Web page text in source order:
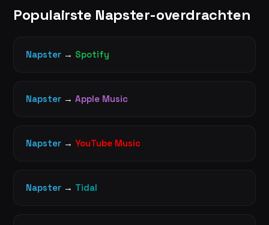
Populairste Napster-overdrachten
Napster → Spotify
Napster → Apple Music
Napster → YouTube Music
Napster → Tidal